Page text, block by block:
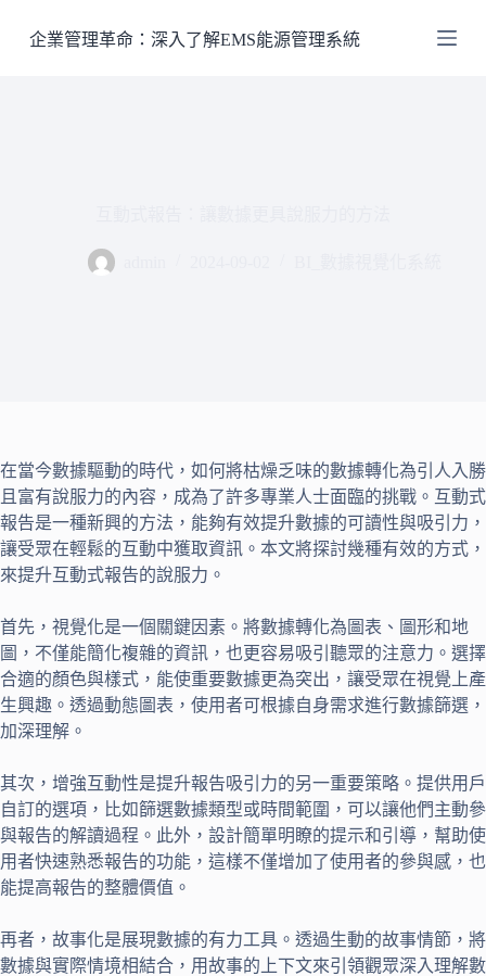
至
企業管理革命：深入了解EMS能源管理系統
在當今數據驅動的時代，如何將枯燥乏味的數據轉化為引人入勝
且富有說服力的內容，成為了許多專業人士面臨的挑戰。互動式
報告是一種新興的方法，能夠有效提升數據的可讀性與吸引力，
讓受眾在輕鬆的互動中獲取資訊。本文將探討幾種有效的方式，
來提升互動式報告的說服力。
首先，視覺化是一個關鍵因素。將數據轉化為圖表、圖形和地
圖，不僅能簡化複雜的資訊，也更容易吸引聽眾的注意力。選擇
合適的顏色與樣式，能使重要數據更為突出，讓受眾在視覺上產
生興趣。透過動態圖表，使用者可根據自身需求進行數據篩選，
加深理解。
其次，增強互動性是提升報告吸引力的另一重要策略。提供用戶
自訂的選項，比如篩選數據類型或時間範圍，可以讓他們主動參
與報告的解讀過程。此外，設計簡單明瞭的提示和引導，幫助使
用者快速熟悉報告的功能，這樣不僅增加了使用者的參與感，也
能提高報告的整體價值。
再者，故事化是展現數據的有力工具。透過生動的故事情節，將
數據與實際情境相結合，用故事的上下文來引領觀眾深入理解數